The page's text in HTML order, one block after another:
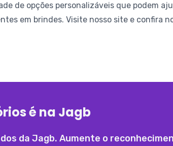
de opções personalizáveis que podem
em brindes. Visite nosso site e confira
é na Jagb
da Jagb. Aumente o